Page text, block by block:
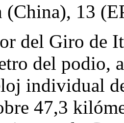
(China), 13
del Giro de
del podio,
individual
47,3